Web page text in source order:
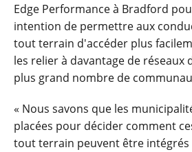
Edge Performance à Bradford
intention de permettre aux
tout terrain d'accéder plus
les relier à davantage de réseaux
plus grand nombre de
« Nous savons que les
placées pour décider comment
tout terrain peuvent être